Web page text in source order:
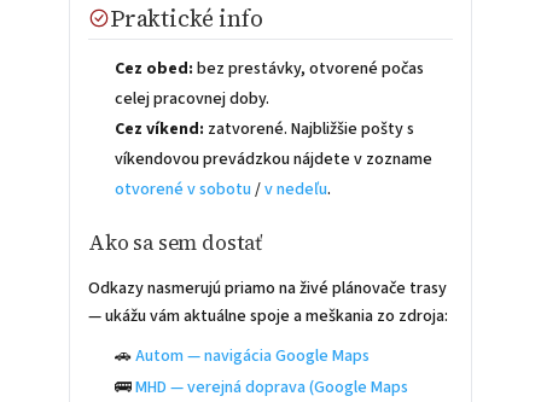
Praktické info
Cez obed: bez prestávky, otvorené počas
celej pracovnej doby.
Cez víkend: zatvorené. Najbližšie pošty s
víkendovou prevádzkou nájdete v zozname
otvorené v sobotu /v nedeľu.
Ako sa sem dostať
Odkazy nasmerujú priamo na živé plánovače trasy
— ukážu vám aktuálne spoje a meškania zo zdroja:
🚗Autom — navigácia Google Maps
🚌MHD — verejná doprava (Google Maps